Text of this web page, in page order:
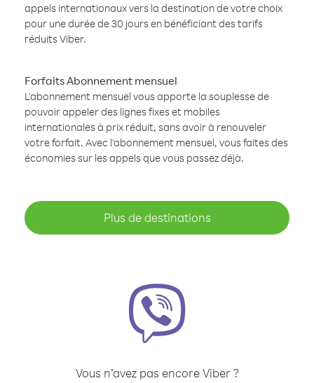
appels internationaux vers la destination de votre choix
pour une durée de 30 jours en bénéficiant des tarifs
réduits Viber.
Forfaits Abonnement mensuel
L'abonnement mensuel vous apporte la souplesse de
pouvoir appeler des lignes fixes et mobiles
internationales à prix réduit, sans avoir à renouveler
votre forfait. Avec l'abonnement mensuel, vous faites des
économies sur les appels que vous passez déjà.
Plus de destinations
Vous n’avez pas encore Viber ?